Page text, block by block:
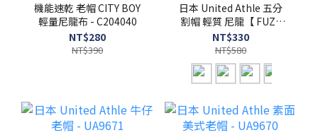
機能速乾 老帽 CITY BOY
輕量尼龍布 - C204040
NT$280
NT$390
日本 United Athle 五分
割帽 輕質 尼龍【 FUZY
】 - UA9672
NT$330
NT$580